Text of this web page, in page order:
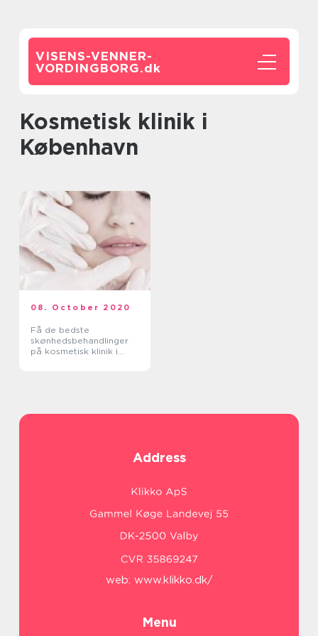
VISENS-VENNER-
VORDINGBORG.dk
Kosmetisk klinik i
København
08. October 2020
Få de bedste
skønhedsbehandlinger
på kosmetisk klinik i
Address
web: www.klikko.dk/
Menu